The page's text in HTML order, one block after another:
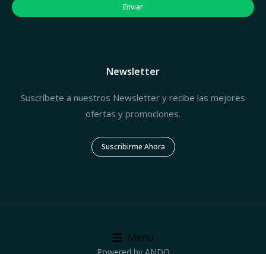
Enviar
Newsletter
Suscríbete a nuestros Newsletter y recibe las mejores
ofertas y promociones.
Suscribirme Ahora
Menu